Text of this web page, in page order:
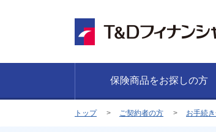
保険商品をお探しの方
トップ ご契約者の方 お手続